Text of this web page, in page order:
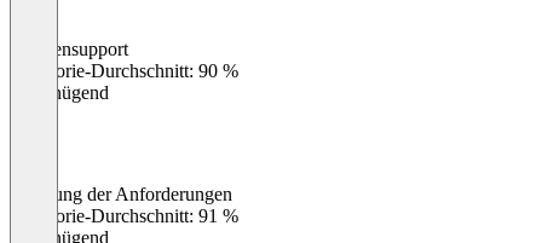
Kundensupport
Kategorie-Durchschnitt: 90 %
Ungenügend
Erfüllung der Anforderungen
Kategorie-Durchschnitt: 91 %
Ungenügend